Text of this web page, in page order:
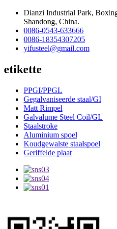
Dianzi Industrial Park,
Shandong, China.
0086-0543-633666
0086-18354307205
yifusteel@gmail.com
etikette
PPGI/PPGL
Gegalvaniseerde staal/GI
Matt Rimpel
Galvalume Steel Coil/GL
Staalstroke
Aluminium spoel
Koudgewalste staalspoel
Geriffelde plaat